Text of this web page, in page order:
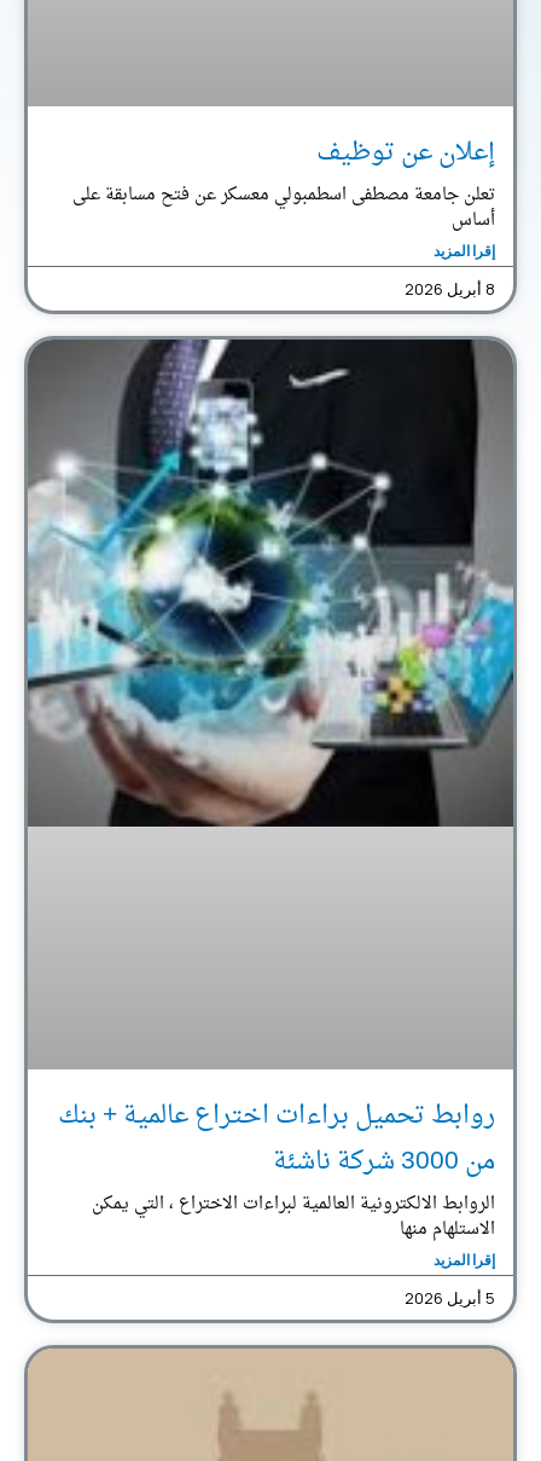
إعلان عن توظيف
تعلن جامعة مصطفى اسطمبولي معسكر عن فتح مسابقة على
أساس
إقرا المزيد
8 أبريل 2026
روابط تحميل براءات اختراع عالمية + بنك
من 3000 شركة ناشئة
الروابط الالكترونية العالمية لبراءات الاختراع ، التي يمكن
الاستلهام منها
إقرا المزيد
5 أبريل 2026